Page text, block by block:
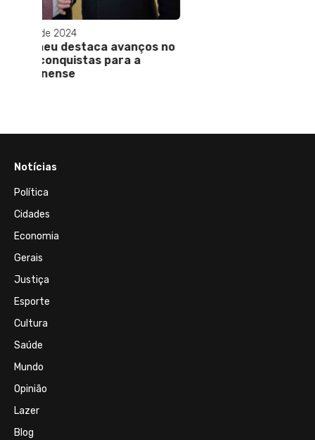
Notícias
Política
Cidades
Economia
Gerais
Justiça
Esporte
Cultura
Saúde
Mundo
Opinião
Lazer
Blog